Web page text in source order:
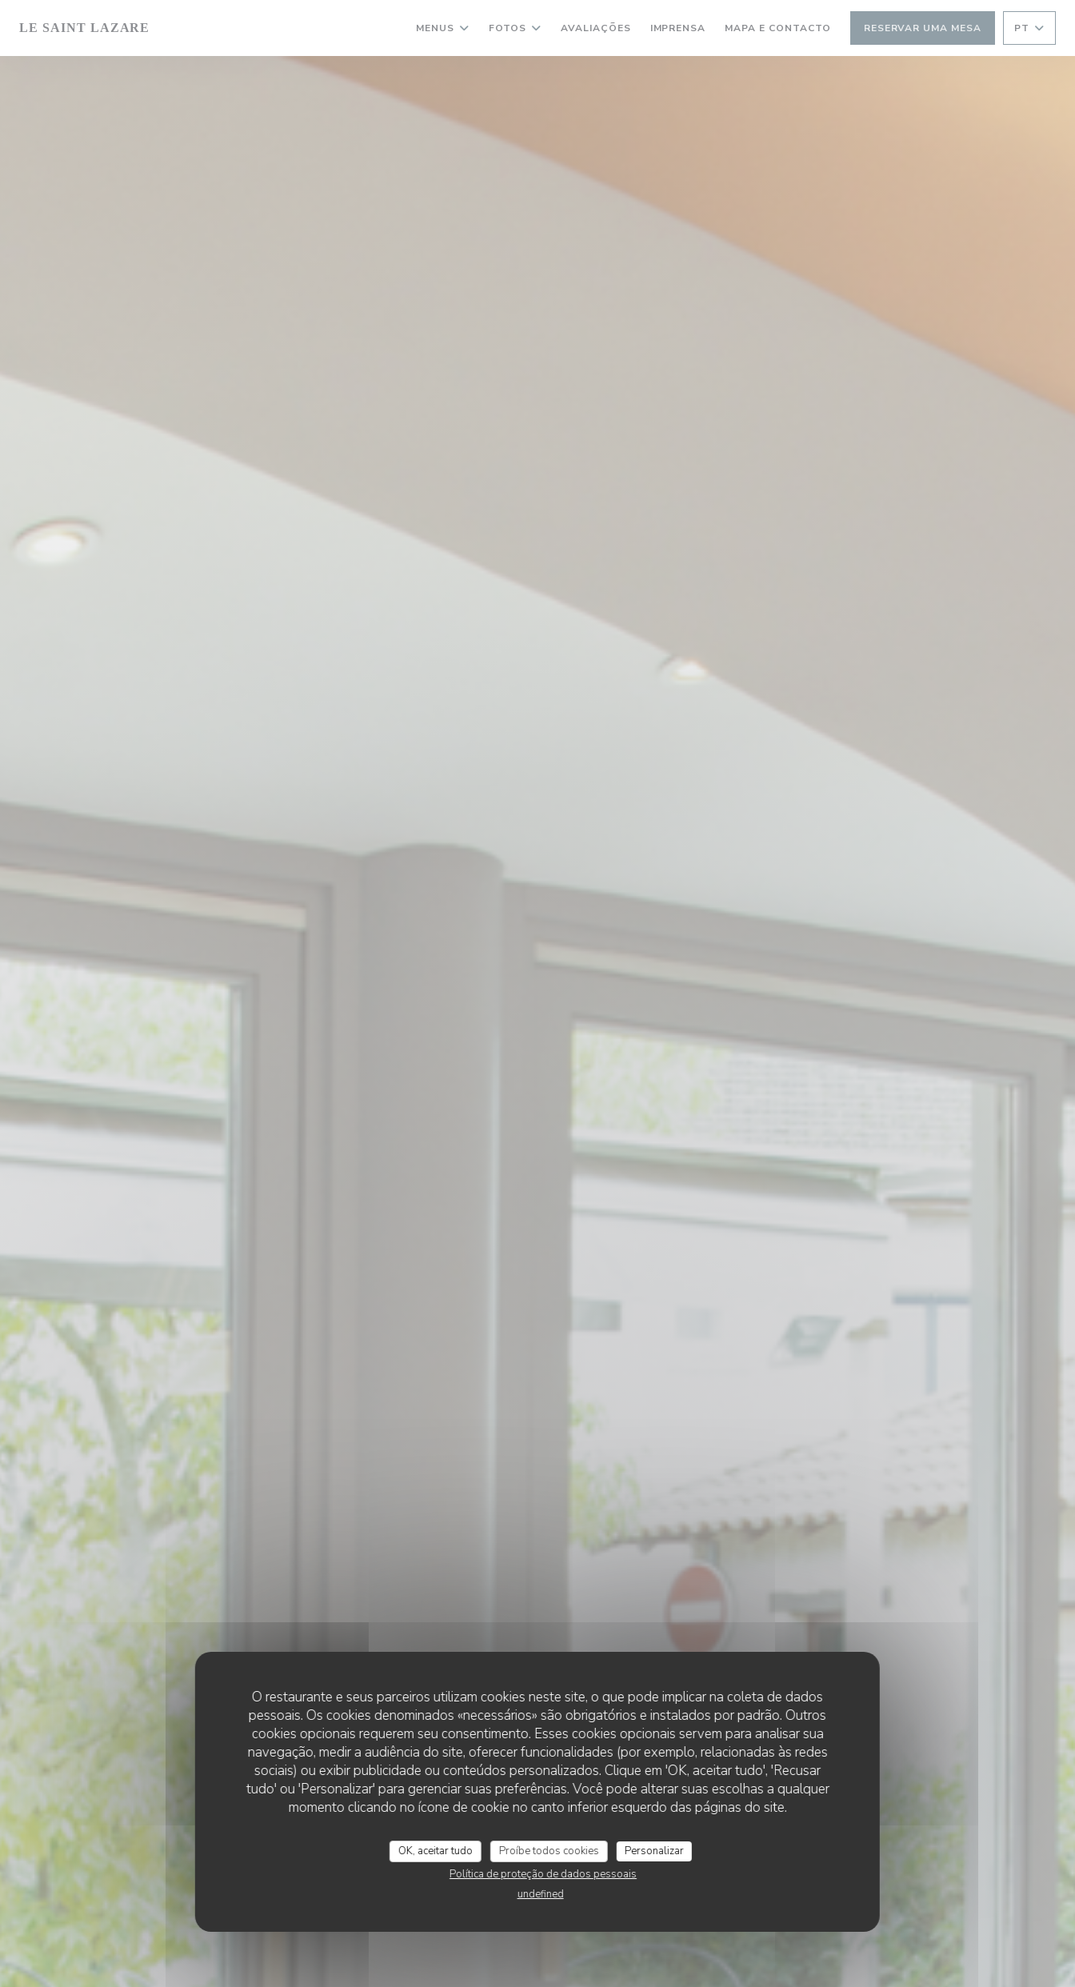
O restaurante e seus parceiros utilizam cookies neste site, o que pode implicar na coleta de dados
pessoais. Os cookies denominados «necessários» são obrigatórios e instalados por padrão. Outros
cookies opcionais requerem seu consentimento. Esses cookies opcionais servem para analisar sua
navegação, medir a audiência do site, oferecer funcionalidades (por exemplo, relacionadas às redes
sociais) ou exibir publicidade ou conteúdos personalizados. Clique em 'OK, aceitar tudo', 'Recusar
tudo' ou 'Personalizar' para gerenciar suas preferências. Você pode alterar suas escolhas a qualquer
momento clicando no ícone de cookie no canto inferior esquerdo das páginas do site.
OK, aceitar tudo Proíbe todos cookies
Personalizar
Política de proteção de dados pessoais
undefined
LE SAINT LAZARE MENUS FOTOS AVALIAÇÕES IMPRENSA MAPA E CONTACTO RESERVAR UMA MESA PT
• L'ABERGEMENT CLÉMENCIAT
Le Saint Lazare
RESERVAR UMA MESA
LE SAINT LAZARE